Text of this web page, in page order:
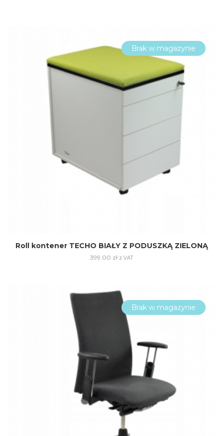
Brak w magazynie
Roll kontener TECHO BIAŁY Z PODUSZKĄ ZIELONĄ
399.00 zł z VAT
Brak w magazynie